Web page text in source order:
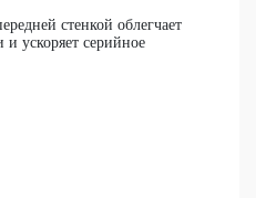
стенкой облегчает
ускоряет серийное